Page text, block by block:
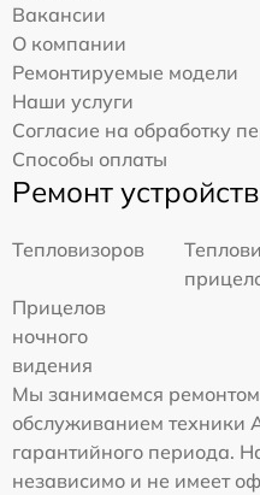
Вакансии
О компании
Ремонтируемые модели
Наши услуги
Согласие на обработку
Способы оплаты
Ремонт устройств
Тепловизоров
Прицелов
ночного
видения
Мы занимаемся
обслуживанием техники
гарантийного периода.
независимо и не имеет